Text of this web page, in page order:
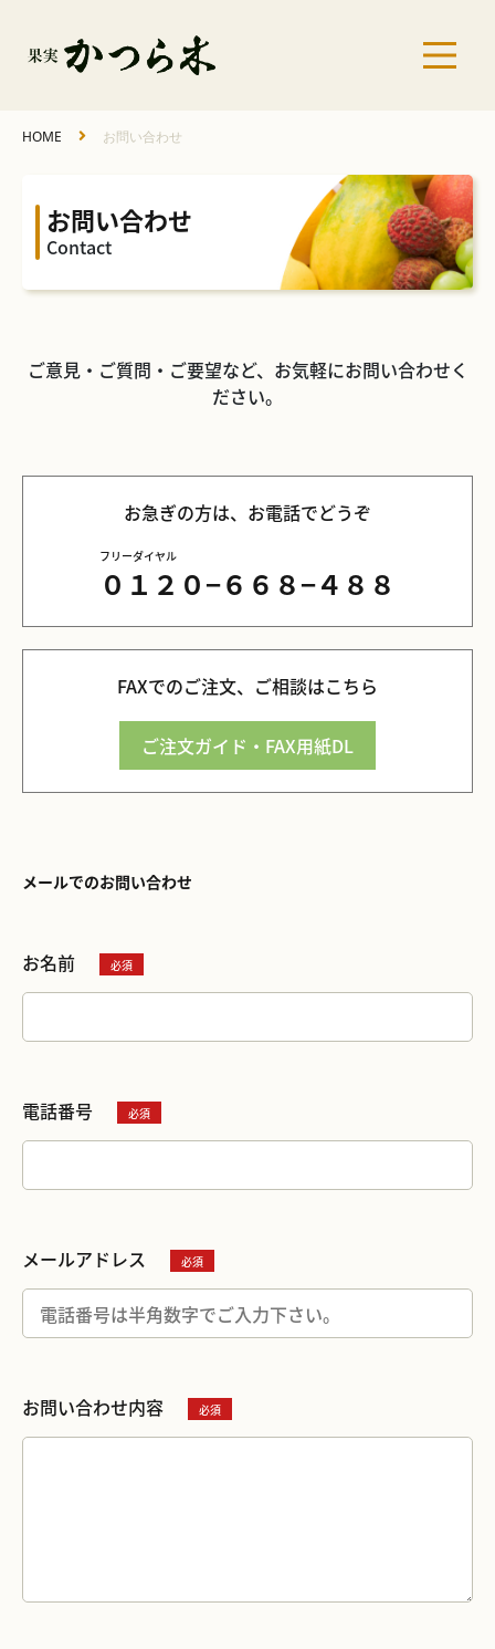
HOME お問い合わせ
お問い合わせ
Contact
ご意見・ご質問・ご要望など、お気軽にお問い合わせく
ださい。
お急ぎの方は、お電話でどうぞ
フリーダイヤル
０１２０−６６８−４８８
FAXでのご注文、ご相談はこちら
ご注文ガイド・FAX用紙DL
メールでのお問い合わせ
お名前
電話番号
メールアドレス
お問い合わせ内容